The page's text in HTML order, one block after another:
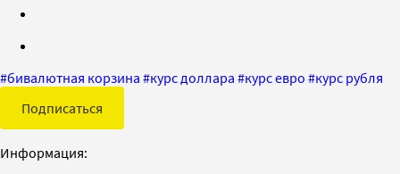
#бивалютная корзина #курс доллара #курс евро #курс рубля
Подписаться
Информация: